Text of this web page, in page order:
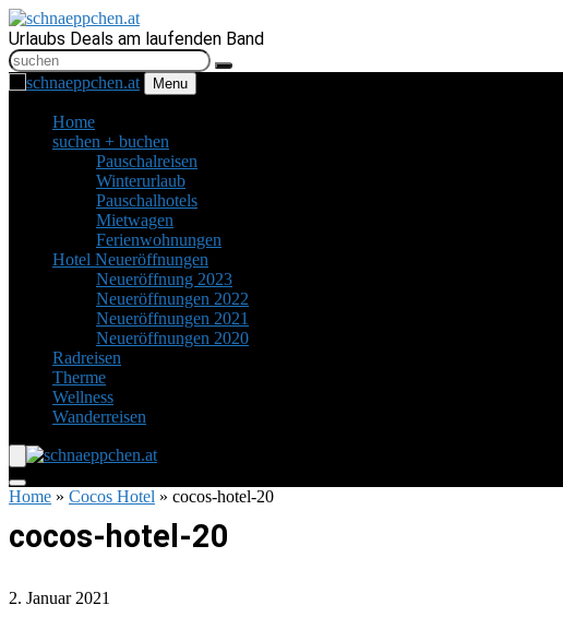
Urlaubs Deals am laufenden Band
Menu
Home
suchen + buchen
Pauschalreisen
Winterurlaub
Pauschalhotels
Mietwagen
Ferienwohnungen
Hotel Neueröffnungen
Neueröffnung 2023
Neueröffnungen 2022
Neueröffnungen 2021
Neueröffnungen 2020
Radreisen
Therme
Wellness
Wanderreisen
Home » Cocos Hotel » cocos-hotel-20
cocos-hotel-20
2. Januar 2021